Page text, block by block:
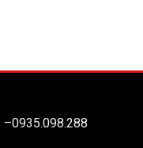
–0935.098.288